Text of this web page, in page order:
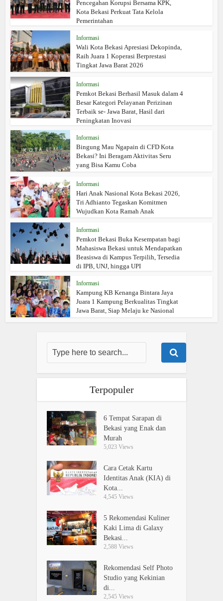
Pencegahan Korupsi Bersama KPK,
Kota Bekasi Perkuat Tata Kelola
Pemerintahan
Informasi
Wali Kota Bekasi Apresiasi Dekopinda,
Raih Juara 1 Koperasi Berprestasi
Tingkat Jawa Barat 2026
Informasi
Pemkot Bekasi Berhasil Masuk dalam 4
Besar Kategori Pelayanan Perizinan
Terbaik se- Jawa Barat, Hasil dari
Peningkatan Inovasi
Informasi
Bingung Mau Ngapain di CFD Kota
Bekasi? Ini Beragam Aktivitas Seru
yang Bisa Kamu Coba
Informasi
Hari Anak Nasional Kota Bekasi 2026,
Tri Adhianto Tegaskan Komitmen
Wujudkan Kota Ramah Anak
Informasi
Pemkot Bekasi Buka Kesempatan bagi
Mahasiswa Bekasi untuk Mendapatkan
Beasiswa di Kampus Terpilih, Tersedia
di IPB, UNJ, hingga UPI
Informasi
Kampung KB Kenanga Bintara Jaya
Juara 1 Kampung Berkualitas Tingkat
Jawa Barat, Siap Melaju ke Nasional
Terpopuler
6 Tempat Sarapan di
Bekasi yang Enak dan
Murah
5,023 Views
Cara Cetak Kartu
Identitas Anak (KIA) di
Kota...
4,545 Views
5 Rekomendasi Kuliner
Kaki Lima di Galaxy
Bekasi...
2,588 Views
Rekomendasi Self Photo
Studio yang Kekinian
di...
2,545 Views